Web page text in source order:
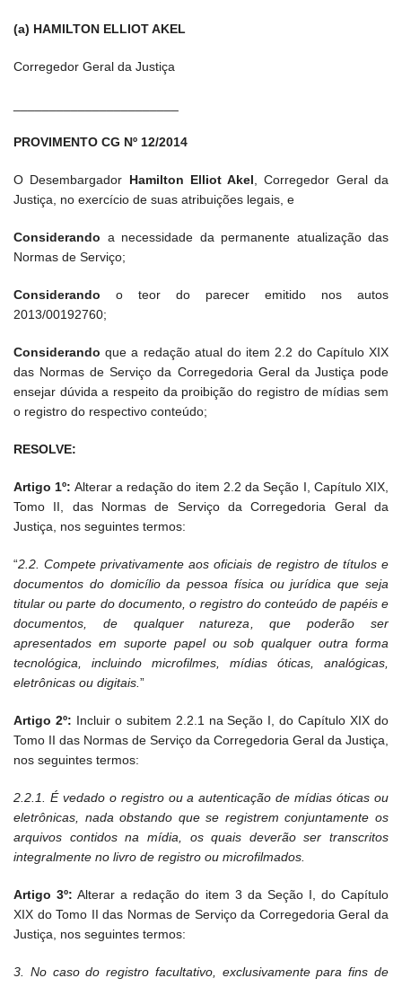
(a) HAMILTON ELLIOT AKEL
Corregedor Geral da Justiça
PROVIMENTO CG Nº 12/2014
O Desembargador Hamilton Elliot Akel , Corregedor Geral da
Justiça, no exercício de suas atribuições legais, e
Considerando a necessidade da permanente atualização das
Normas de Serviço;
Considerando o teor do parecer emitido nos autos
2013/00192760;
Considerando que a redação atual do item 2.2 do Capítulo XIX
das Normas de Serviço da Corregedoria Geral da Justiça pode
ensejar dúvida a respeito da proibição do registro de mídias sem
o registro do respectivo conteúdo;
RESOLVE:
Artigo 1º: Alterar a redação do item 2.2 da Seção I, Capítulo XIX,
Tomo II, das Normas de Serviço da Corregedoria Geral da
Justiça, nos seguintes termos:
“2.2. Compete privativamente aos oficiais de registro de títulos e
documentos do domicílio da pessoa física ou jurídica que seja
titular ou parte do documento, o registro do conteúdo de papéis e
documentos, de qualquer natureza, que poderão ser
apresentados em suporte papel ou sob qualquer outra forma
tecnológica, incluindo microfilmes, mídias óticas, analógicas,
eletrônicas ou digitais. ”
Artigo 2º: Incluir o subitem 2.2.1 na Seção I, do Capítulo XIX do
Tomo II das Normas de Serviço da Corregedoria Geral da Justiça,
nos seguintes termos:
2.2.1. É vedado o registro ou a autenticação de mídias óticas ou
eletrônicas, nada obstando que se registrem conjuntamente os
arquivos contidos na mídia, os quais deverão ser transcritos
integralmente no livro de registro ou microfilmados.
Artigo 3º: Alterar a redação do item 3 da Seção I, do Capítulo
XIX do Tomo II das Normas de Serviço da Corregedoria Geral da
Justiça, nos seguintes termos:
3. No caso do registro facultativo, exclusivamente para fins de